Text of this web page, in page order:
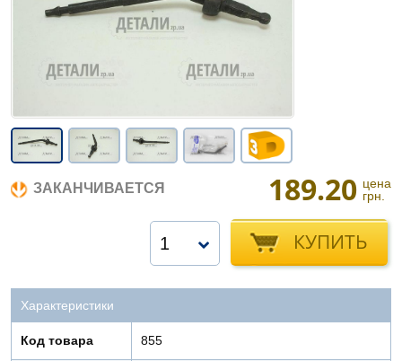
ЗАКАНЧИВАЕТСЯ 189.20 цена
грн.
КУПИТЬ
1
Характеристики
Код товара 855